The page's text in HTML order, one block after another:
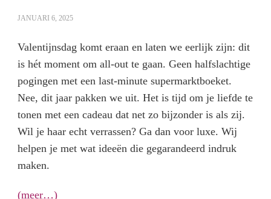
JANUARI 6, 2025
Valentijnsdag komt eraan en laten we eerlijk zijn: dit
is hét moment om all-out te gaan. Geen halfslachtige
pogingen met een last-minute supermarktboeket.
Nee, dit jaar pakken we uit. Het is tijd om je liefde te
tonen met een cadeau dat net zo bijzonder is als zij.
Wil je haar echt verrassen? Ga dan voor luxe. Wij
helpen je met wat ideeën die gegarandeerd indruk
maken.
(meer…)